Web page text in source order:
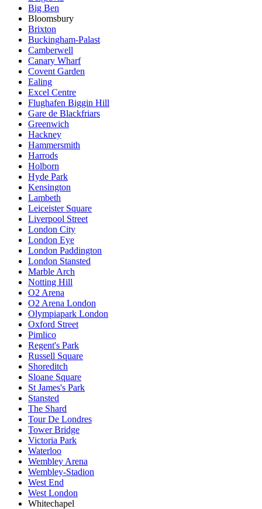
Big Ben
Bloomsbury
Brixton
Buckingham-Palast
Camberwell
Canary Wharf
Covent Garden
Ealing
Excel Centre
Flughafen Biggin Hill
Gare de Blackfriars
Greenwich
Hackney
Hammersmith
Harrods
Holborn
Hyde Park
Kensington
Lambeth
Leiceister Square
Liverpool Street
London City
London Eye
London Paddington
London Stansted
Marble Arch
Notting Hill
O2 Arena
O2 Arena London
Olympiapark London
Oxford Street
Pimlico
Regent's Park
Russell Square
Shoreditch
Sloane Square
St James's Park
Stansted
The Shard
Tour De Londres
Tower Bridge
Victoria Park
Waterloo
Wembley Arena
Wembley-Stadion
West End
West London
Whitechapel